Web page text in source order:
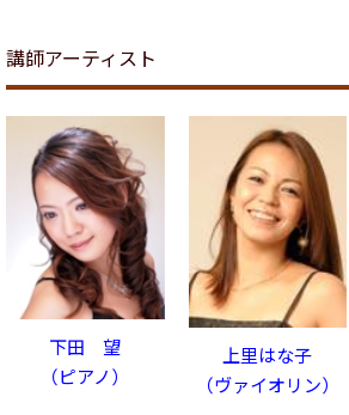
講師アーティスト
下田 望
（ピアノ）
上里はな子
（ヴァイオリン）